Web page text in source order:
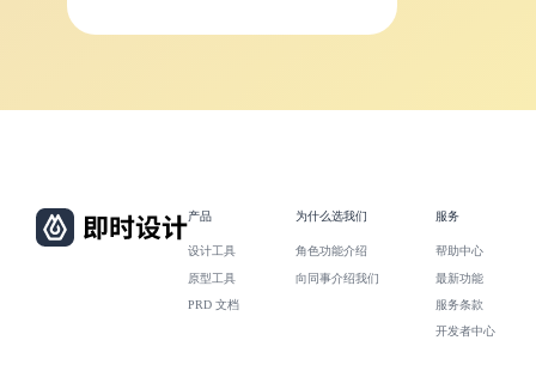
产品
设计工具
原型工具
PRD 文档
为什么选我们
角色功能介绍
向同事介绍我们
服务
帮助中心
最新功能
服务条款
开发者中心